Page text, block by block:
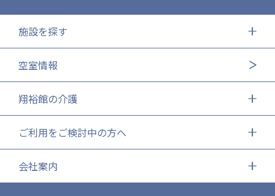
施設を探す
空室情報
翔裕館の介護
ご利用をご検討中の方へ
会社案内